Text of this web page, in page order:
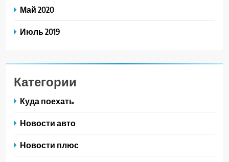
Май 2020
Июль 2019
Категории
Куда поехать
Новости авто
Новости плюс